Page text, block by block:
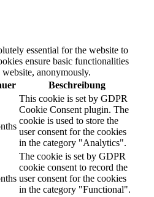
essential for the website to
ensure basic functionalities
anonymously.
Beschreibung
This cookie is set by GDPR
Cookie Consent plugin. The
cookie is used to store the
user consent for the cookies
in the category "Analytics".
The cookie is set by GDPR
cookie consent to record the
user consent for the cookies
in the category "Functional".